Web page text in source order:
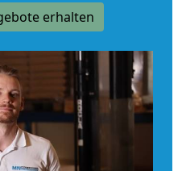
erhalten